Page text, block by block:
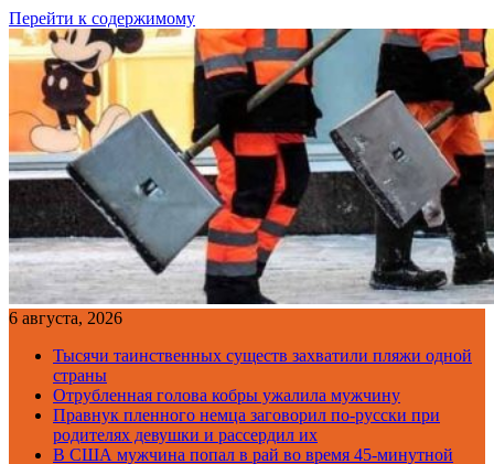
Перейти к содержимому
6 августа, 2026
Тысячи таинственных существ захватили пляжи одной
страны
Отрубленная голова кобры ужалила мужчину
Правнук пленного немца заговорил по-русски при
родителях девушки и рассердил их
В США мужчина попал в рай во время 45-минутной